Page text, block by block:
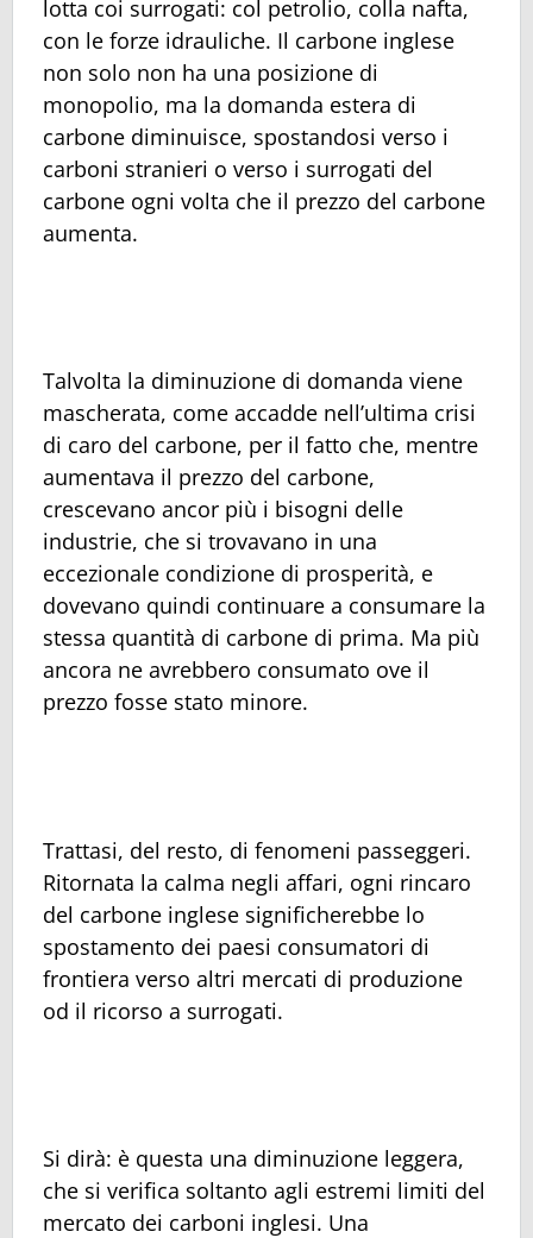
lotta coi surrogati: col petrolio, colla nafta,
con le forze idrauliche. Il carbone inglese
non solo non ha una posizione di
monopolio, ma la domanda estera di
carbone diminuisce, spostandosi verso i
carboni stranieri o verso i surrogati del
carbone ogni volta che il prezzo del carbone
aumenta.
Talvolta la diminuzione di domanda viene
mascherata, come accadde nell’ultima crisi
di caro del carbone, per il fatto che, mentre
aumentava il prezzo del carbone,
crescevano ancor più i bisogni delle
industrie, che si trovavano in una
eccezionale condizione di prosperità, e
dovevano quindi continuare a consumare la
stessa quantità di carbone di prima. Ma più
ancora ne avrebbero consumato ove il
prezzo fosse stato minore.
Trattasi, del resto, di fenomeni passeggeri.
Ritornata la calma negli affari, ogni rincaro
del carbone inglese significherebbe lo
spostamento dei paesi consumatori di
frontiera verso altri mercati di produzione
od il ricorso a surrogati.
Si dirà: è questa una diminuzione leggera,
che si verifica soltanto agli estremi limiti del
mercato dei carboni inglesi. Una